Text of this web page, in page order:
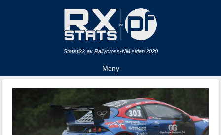
Statistikk av Rallycross-NM siden 2020
Meny